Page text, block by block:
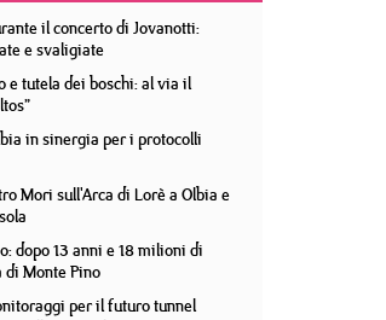
il concerto di Jovanotti:
e svaligiate
e tutela dei boschi: al via il
in sinergia per i protocolli
Mori sull'Arca di Lorè a Olbia e
dopo 13 anni e 18 milioni di
Monte Pino
per il futuro tunnel